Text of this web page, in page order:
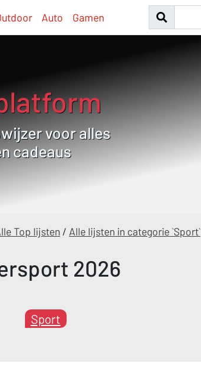
Auto Gamen
voor alles
cadeaus
Top lijsten / Alle lijsten in categorie `Sport`
2026
Sport